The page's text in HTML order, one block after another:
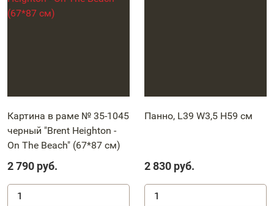
Картина в раме № 35-1045
черный "Brent Heighton -
On The Beach" (67*87 см)
2 790 руб.
Панно, L39 W3,5 H59 см
2 830 руб.